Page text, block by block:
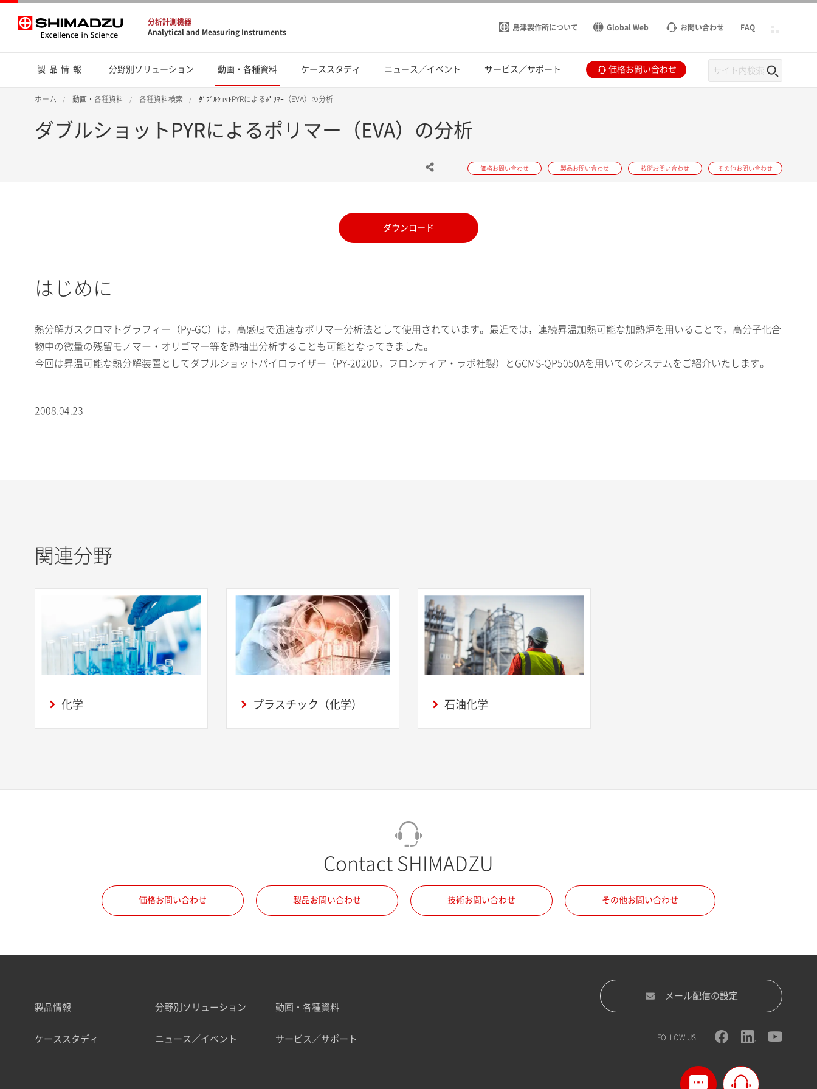
分析計測機器
Analytical and Measuring Instruments
島津製作所について Global Web お問い合わせ FAQ
製品情報 分野別ソリューション 動画・各種資料 ケーススタディ ニュース／イベント サービス／サポート 価格お問い合わせ
ホーム 動画・各種資料 各種資料検索 ﾀﾞﾌﾞﾙｼｮｯﾄPYRによるﾎﾟﾘﾏｰ（EVA）の分析
ダブルショットPYRによるポリマー（EVA）の分析
価格お問い合わせ 製品お問い合わせ 技術お問い合わせ その他お問い合わせ
ダウンロード
はじめに
熱分解ガスクロマトグラフィー（Py-GC）は，高感度で迅速なポリマー分析法として使用されています。最近では，連続昇温加熱可能な加熱炉を用いることで，高分子化合
物中の微量の残留モノマー・オリゴマー等を熱抽出分析することも可能となってきました。
今回は昇温可能な熱分解装置としてダブルショットパイロライザー（PY-2020D，フロンティア・ラボ社製）とGCMS-QP5050Aを用いてのシステムをご紹介いたします。
2008.04.23
関連分野
化学 プラスチック（化学） 石油化学
Contact SHIMADZU
価格お問い合わせ 製品お問い合わせ 技術お問い合わせ その他お問い合わせ
製品情報 分野別ソリューション 動画・各種資料
ケーススタディ ニュース／イベント サービス／サポート
メール配信の設定
FOLLOW US